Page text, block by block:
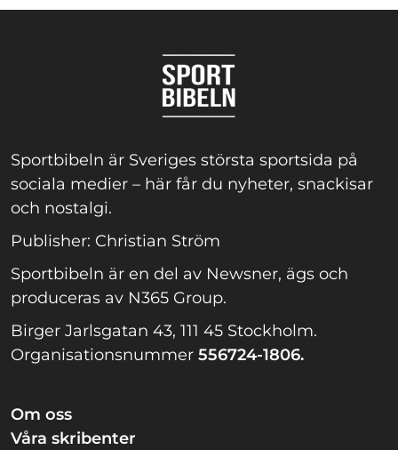
Sportbibeln är Sveriges största sportsida på
sociala medier – här får du nyheter, snackisar
och nostalgi.
Publisher: Christian Ström
Sportbibeln är en del av Newsner, ägs och
produceras av N365 Group.
Birger Jarlsgatan 43, 111 45 Stockholm.
Organisationsnummer 556724-1806.
Om oss
Våra skribenter